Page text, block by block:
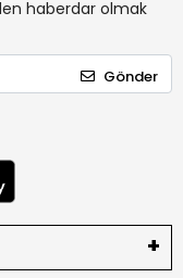
haberdar olmak
Gönder